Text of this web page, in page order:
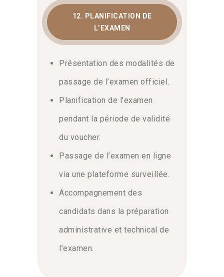
12. PLANIFICATION DE
L’EXAMEN
Présentation des modalités de
passage de l’examen officiel.
Planification de l’examen
pendant la période de validité
du voucher.
Passage de l’examen en ligne
via une plateforme surveillée.
Accompagnement des
candidats dans la préparation
administrative et technical de
l’examen.